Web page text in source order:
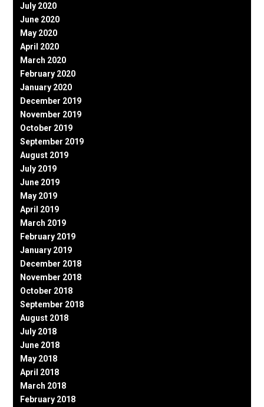
July 2020
June 2020
May 2020
April 2020
March 2020
February 2020
January 2020
December 2019
November 2019
October 2019
September 2019
August 2019
July 2019
June 2019
May 2019
April 2019
March 2019
February 2019
January 2019
December 2018
November 2018
October 2018
September 2018
August 2018
July 2018
June 2018
May 2018
April 2018
March 2018
February 2018